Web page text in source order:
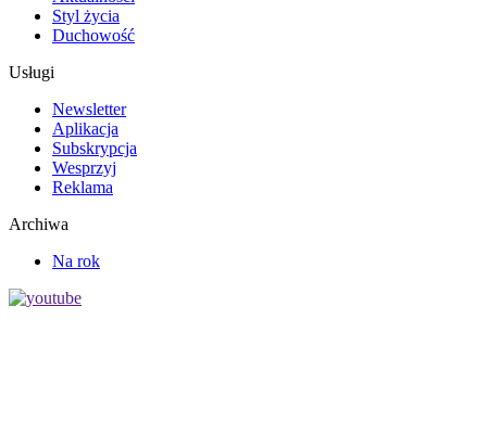
Styl życia
Duchowość
Usługi
Newsletter
Aplikacja
Subskrypcja
Wesprzyj
Reklama
Archiwa
Na rok